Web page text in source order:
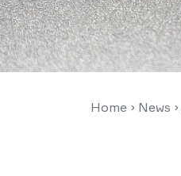
Home › News ›